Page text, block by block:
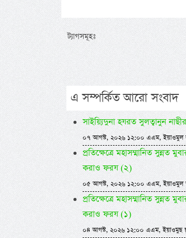
ট্যাগসমূহঃ
এ সম্পর্কিত আরো সংবাদ
সাইয়্যিদুনা হযরত সুলত্বানুন
০৭ আগস্ট, ২০২৬ ১২:০০ এএম, ইয়াওমুল
প্রতিক্ষেত্রে মহাসম্মানিত
করাও ফরয (২)
০৫ আগস্ট, ২০২৬ ১২:০০ এএম, ইয়াওমুল
প্রতিক্ষেত্রে মহাসম্মানিত
করাও ফরয (১)
০৪ আগস্ট, ২০২৬ ১২:০০ এএম, ইয়াওমুছ